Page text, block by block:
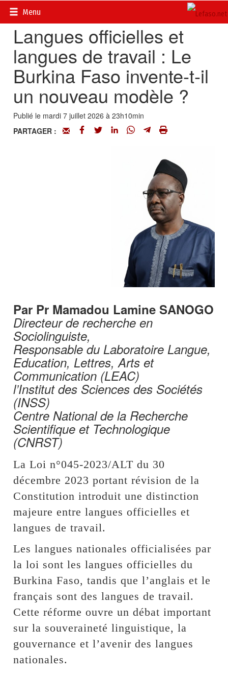
Menu
Accueil>
Langues officielles et
langues de travail : Le
Burkina Faso invente-t-il
un nouveau modèle ?
Publié le mardi 7 juillet 2026 à 23h10min
PARTAGER :
Par Pr Mamadou Lamine SANOGO
Directeur de recherche en
Sociolinguiste,
Responsable du Laboratoire Langue,
Education, Lettres, Arts et
Communication (LEAC)
l’Institut des Sciences des Sociétés
(INSS)
Centre National de la Recherche
Scientifique et Technologique
(CNRST)
La Loi n°045-2023/ALT du 30
décembre 2023 portant révision de la
Constitution introduit une distinction
majeure entre langues officielles et
langues de travail.
Les langues nationales officialisées par
la loi sont les langues officielles du
Burkina Faso, tandis que l’anglais et le
français sont des langues de travail.
Cette réforme ouvre un débat important
sur la souveraineté linguistique, la
gouvernance et l’avenir des langues
nationales.